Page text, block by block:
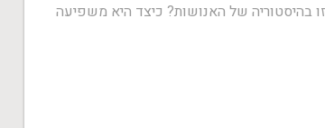
של האנושות? כיצד היא משפיעה